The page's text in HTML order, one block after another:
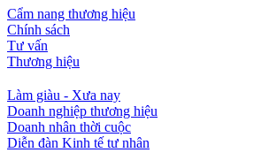
Cẩm nang thương hiệu
Chính sách
Tư vấn
Thương hiệu
Làm giàu - Xưa nay
Doanh nghiệp thương hiệu
Doanh nhân thời cuộc
Diễn đàn Kinh tế tư nhân